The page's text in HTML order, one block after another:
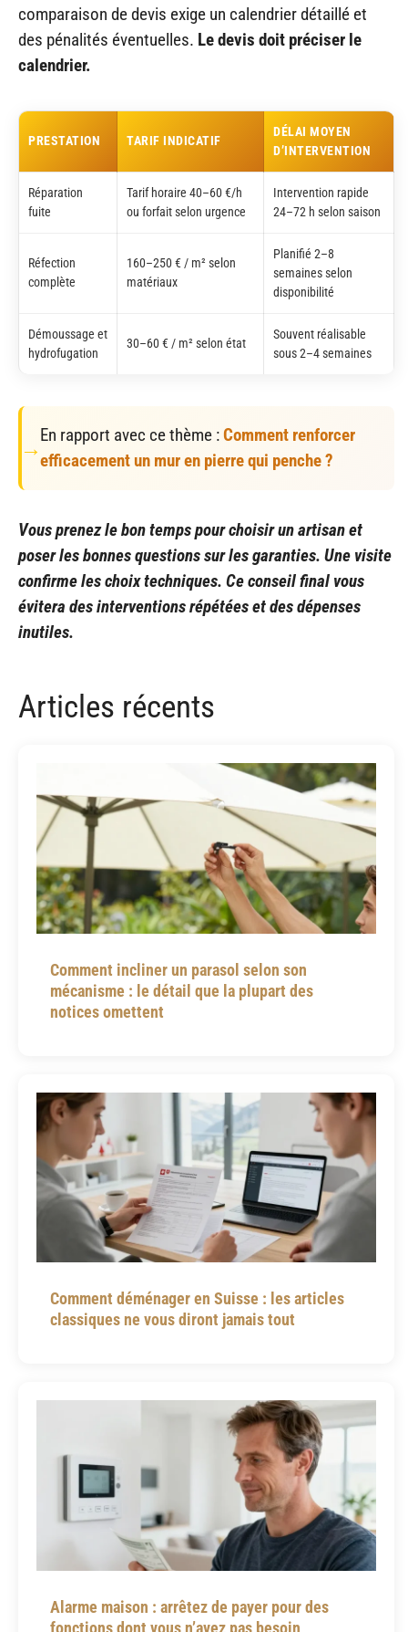
comparaison de devis exige un calendrier détaillé et
des pénalités éventuelles. Le devis doit préciser le
calendrier.
PRESTATION TARIF INDICATIF
DÉLAI MOYEN
D’INTERVENTION
Réparation
fuite
Tarif horaire 40–60 €/h
ou forfait selon urgence
Intervention rapide
24–72 h selon saison
Réfection
complète
160–250 € / m² selon
matériaux
Planifié 2–8
semaines selon
disponibilité
Démoussage et
hydrofugation
30–60 € / m² selon état
Souvent réalisable
sous 2–4 semaines
En rapport avec ce thème :Comment renforcer
efficacement un mur en pierre qui penche ?
Vous prenez le bon temps pour choisir un artisan et
poser les bonnes questions sur les garanties. Une visite
confirme les choix techniques. Ce conseil final vous
évitera des interventions répétées et des dépenses
inutiles.
Articles récents
Comment incliner un parasol selon son
mécanisme : le détail que la plupart des
notices omettent
Comment déménager en Suisse : les articles
classiques ne vous diront jamais tout
Alarme maison : arrêtez de payer pour des
fonctions dont vous n’avez pas besoin